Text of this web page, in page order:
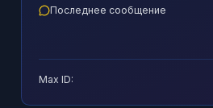
Последнее сообщение
Max ID: